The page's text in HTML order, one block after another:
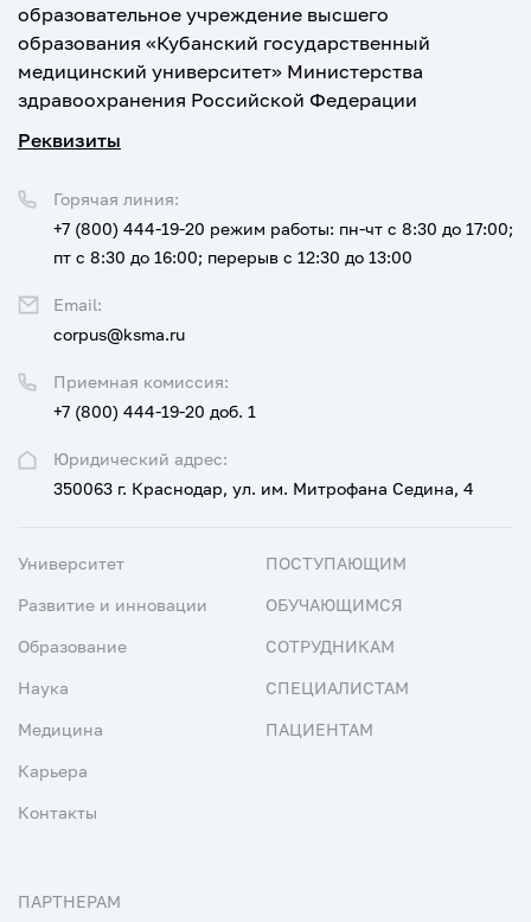
образовательное учреждение высшего
образования «Кубанский государственный
медицинский университет» Министерства
здравоохранения Российской Федерации
Реквизиты
Юридический адрес:
350063 г. Краснодар, ул. им. Митрофана Седина, 4
Приемная комиссия:
+7 (800) 444-19-20 доб. 1
Горячая линия:
+7 (800) 444-19-20 режим работы: пн-чт с 8:30 до 17:00;
пт с 8:30 до 16:00; перерыв с 12:30 до 13:00
Email:
corpus@ksma.ru
Университет
Развитие и инновации
Образование
Наука
Медицина
Карьера
Контакты
ПОСТУПАЮЩИМ
ОБУЧАЮЩИМСЯ
СОТРУДНИКАМ
СПЕЦИАЛИСТАМ
ПАЦИЕНТАМ
ПАРТНЕРАМ